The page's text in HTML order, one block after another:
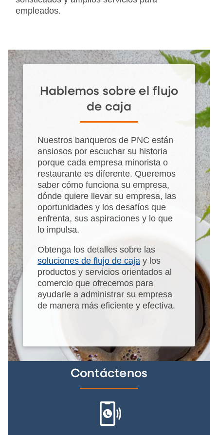
empleados.
Hablemos sobre el flujo
de caja
Nuestros banqueros de PNC están
ansiosos por escuchar su historia
porque cada empresa minorista o
restaurante es diferente. Queremos
saber cómo funciona su empresa,
dónde quiere llevar su empresa, las
oportunidades y los desafíos que
enfrenta, sus aspiraciones y lo que
lo impulsa.
Obtenga los detalles sobre las
soluciones de flujo de caja y los
productos y servicios orientados al
comercio que ofrecemos para
ayudarle a administrar su empresa
de manera más eficiente y efectiva.
Contáctenos